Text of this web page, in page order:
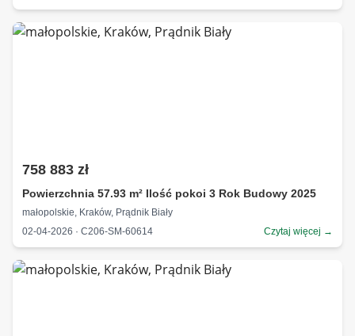
758 883 zł
Powierzchnia 57.93 m² Ilość pokoi 3 Rok Budowy 2025
małopolskie, Kraków, Prądnik Biały
02-04-2026 · C206-SM-60614
Czytaj więcej →